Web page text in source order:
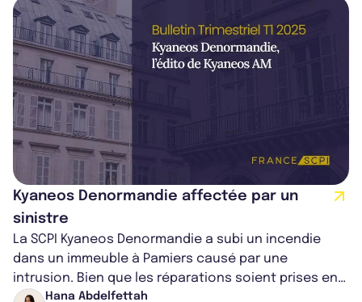
Kyaneos Denormandie affectée par un
sinistre
La SCPI Kyaneos Denormandie a subi un incendie
dans un immeuble à Pamiers causé par une
intrusion. Bien que les réparations soient prises en
charge par l’assurance, des frais annex...
Hana Abdelfettah